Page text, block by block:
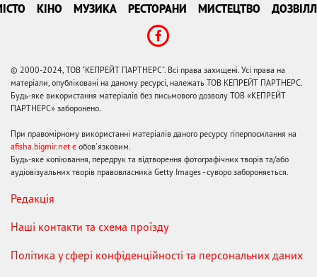
КІНО МУЗИКА РЕСТОРАНИ МИСТЕЦТВО
© 2000-2024, ТОВ "КЕПРЕЙТ ПАРТНЕРС". Всі права захищені. Усі права на
матеріали, опубліковані на даному ресурсі, належать ТОВ КЕПРЕЙТ ПАРТНЕРС.
Будь-яке використання матеріалів без письмового дозволу ТОВ «КЕПРЕЙТ
ПАРТНЕРС» заборонено.
При правомірному використанні матеріалів даного ресурсу гіперпосилання на
afisha.bigmir.net є обов'язковим.
Будь-яке копіювання, передрук та відтворення фотографічних творів та/або
аудіовізуальних творів правовласника Getty Images - суворо забороняється.
Редакція
Наші контакти та схема проїзду
Політика у сфері конфіденційності та персональних даних